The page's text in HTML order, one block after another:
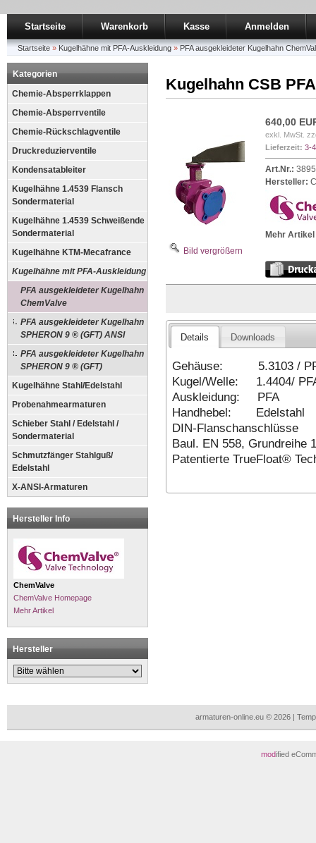
Startseite Warenkorb Kasse Anmelden
Startseite » Kugelhähne mit PFA-Auskleidung » PFA ausgekleideter Kugelhahn
Kategorien
Chemie-Absperrklappen
Chemie-Absperrventile
Chemie-Rückschlagventile
Druckreduzierventile
Kondensatableiter
Kugelhähne 1.4539 Flansch
Sondermaterial
Kugelhähne 1.4539 Schweißende
Sondermaterial
Kugelhähne KTM-Mecafrance
Kugelhähne mit PFA-Auskleidung
PFA ausgekleideter Kugelhahn
ChemValve
PFA ausgekleideter Kugelhahn
SPHERON 9 ® (GFT) ANSI
PFA ausgekleideter Kugelhahn
SPHERON 9 ® (GFT)
Kugelhähne Stahl/Edelstahl
Probenahmearmaturen
Schieber Stahl / Edelstahl /
Sondermaterial
Schmutzfänger Stahlguß/
Edelstahl
X-ANSI-Armaturen
Hersteller Info
ChemValve
ChemValve Homepage
Mehr Artikel
Hersteller
Kugelhahn CSB
Bild vergrößern
640,00
exkl. MwSt.
Lieferzeit: 3-
Art.Nr.:
Hersteller:
Mehr
Details Downloads
Gehäuse: 5.3103 /
Kugel/Welle: 1.4404/
Auskleidung: PFA
Handhebel: Edelstahl
DIN-Flanschanschlüsse
Baul. EN 558, Grundreihe 1
Patentierte TrueFloat®
armaturen-online.eu © 2026 |
modified